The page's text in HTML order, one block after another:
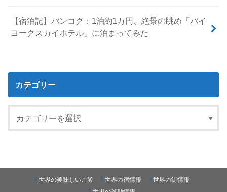
【宿泊記】バンコク：1泊約1万円、絶景の眺め「バイ
ヨークスカイホテル」に泊まってみた
カテゴリー
世界の美味しいご飯 世界の宿情報
世界の街情報